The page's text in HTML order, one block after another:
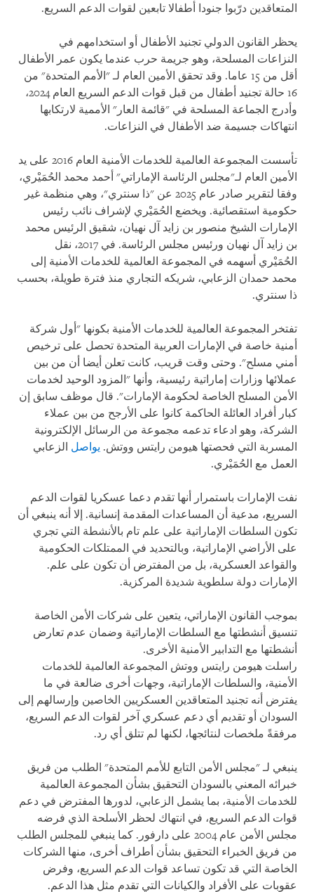
المتعاقدين درّبوا جنودا أطفالا تابعين لقوات الدعم السريع.
يحظر القانون الدولي تجنيد الأطفال أو استخدامهم في
النزاعات المسلحة، وهو جريمة حرب عندما يكون عمر الأطفال
أقل من 15 عاما. وقد تحقق الأمين العام لـ "الأمم المتحدة" من
16 حالة تجنيد أطفال من قبل قوات الدعم السريع العام 2024،
وأدرج الجماعة المسلحة في "قائمة العار" الأممية لارتكابها
انتهاكات جسيمة ضد الأطفال في النزاعات.
تأسست المجموعة العالمية للخدمات الأمنية العام 2016 على يد
الأمين العام لـ"مجلس الرئاسة الإماراتي" أحمد محمد الحُمَيْري،
وفقا لتقرير صادر عام 2025 عن "ذا سنتري"، وهي منظمة غير
حكومية استقصائية. ويخضع الحُمَيْري لإشراف نائب رئيس
الإمارات الشيخ منصور بن زايد آل نهيان، شقيق الرئيس محمد
بن زايد آل نهيان ورئيس مجلس الرئاسة. في 2017، نقل
الحُمَيْري أسهمه في المجموعة العالمية للخدمات الأمنية إلى
محمد حمدان الزعابي، شريكه التجاري منذ فترة طويلة، بحسب
ذا سنتري.
تفتخر المجموعة العالمية للخدمات الأمنية بكونها "أول شركة
أمنية خاصة في الإمارات العربية المتحدة تحصل على ترخيص
أمني مسلح". وحتى وقت قريب، كانت تعلن أيضا أن من بين
عملائها وزارات إماراتية رئيسية، وأنها "المزود الوحيد لخدمات
الأمن المسلح الخاصة لحكومة الإمارات". قال موظف سابق إن
كبار أفراد العائلة الحاكمة كانوا على الأرجح من بين عملاء
الشركة، وهو ادعاء تدعمه مجموعة من الرسائل الإلكترونية
المسربة التي فحصتها هيومن رايتس ووتش. يواصل الزعابي
العمل مع الحُمَيْري.
نفت الإمارات باستمرار أنها تقدم دعما عسكريا لقوات الدعم
السريع، مدعية أن المساعدات المقدمة إنسانية. إلا أنه ينبغي أن
تكون السلطات الإماراتية على علم تام بالأنشطة التي تجري
على الأراضي الإماراتية، وبالتحديد في الممتلكات الحكومية
والقواعد العسكرية، بل من المفترض أن تكون على علم.
الإمارات دولة سلطوية شديدة المركزية.
بموجب القانون الإماراتي، يتعين على شركات الأمن الخاصة
تنسيق أنشطتها مع السلطات الإماراتية وضمان عدم تعارض
أنشطتها مع التدابير الأمنية الأخرى.
راسلت هيومن رايتس ووتش المجموعة العالمية للخدمات
الأمنية، والسلطات الإماراتية، وجهات أخرى ضالعة في ما
يفترض أنه تجنيد المتعاقدين العسكريين الخاصين وإرسالهم إلى
السودان أو تقديم أي دعم عسكري آخر لقوات الدعم السريع،
مرفقةً ملخصات لنتائجها، لكنها لم تتلق أي رد.
ينبغي لـ "مجلس الأمن التابع للأمم المتحدة" الطلب من فريق
خبرائه المعني بالسودان التحقيق بشأن المجموعة العالمية
للخدمات الأمنية، بما يشمل الزعابي، لدورها المفترض في دعم
قوات الدعم السريع، في انتهاك لحظر الأسلحة الذي فرضه
مجلس الأمن عام 2004 على دارفور. كما ينبغي للمجلس الطلب
من فريق الخبراء التحقيق بشأن أطراف أخرى، منها الشركات
الخاصة التي قد تكون تساعد قوات الدعم السريع، وفرض
عقوبات على الأفراد والكيانات التي تقدم مثل هذا الدعم.